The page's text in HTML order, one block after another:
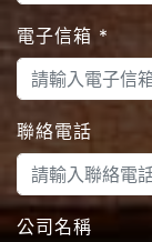
電子信箱 *
聯絡電話
公司名稱